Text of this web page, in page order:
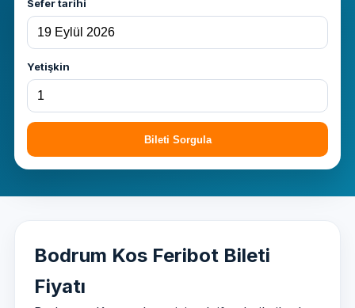
Sefer tarihi
Yetişkin
Bileti Sorgula
Bodrum Kos Feribot Bileti
Fiyatı